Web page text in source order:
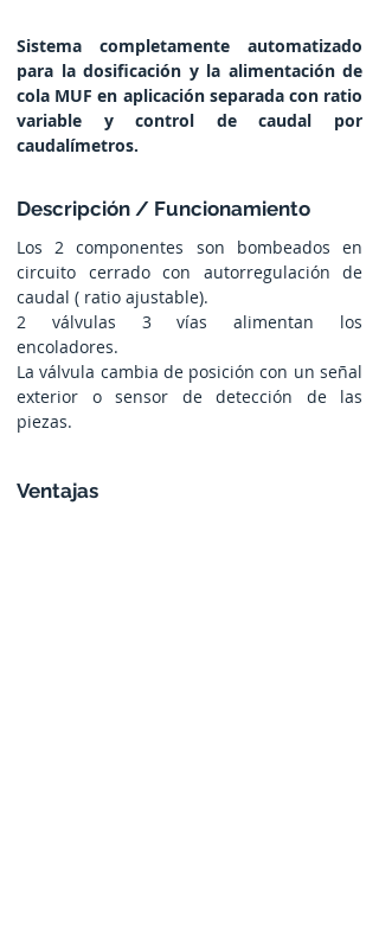
Sistema completamente automatizado
para la dosificación y la alimentación de
cola MUF en aplicación separada con ratio
variable y control de caudal por
caudalímetros.
Descripción / Funcionamiento
Los 2 componentes son bombeados en
circuito cerrado con autorregulación de
caudal ( ratio ajustable).
2 válvulas 3 vías alimentan los
encoladores.
La válvula cambia de posición con un señal
exterior o sensor de detección de las
piezas.
Ventajas